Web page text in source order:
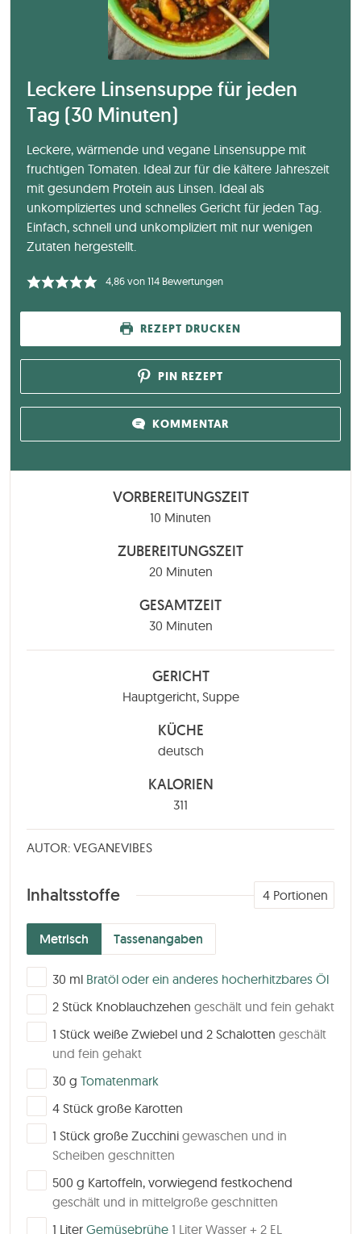
Leckere Linsensuppe für jeden
Tag (30 Minuten)
Leckere, wärmende und vegane Linsensuppe mit
fruchtigen Tomaten. Ideal zur für die kältere Jahreszeit
mit gesundem Protein aus Linsen. Ideal als
unkompliziertes und schnelles Gericht für jeden Tag.
Einfach, schnell und unkompliziert mit nur wenigen
Zutaten hergestellt.
4,86von114Bewertungen
REZEPT DRUCKEN
PIN REZEPT
KOMMENTAR
VORBEREITUNGSZEIT
10 Minuten
Minuten
ZUBEREITUNGSZEIT
20Minuten
Minuten
GESAMTZEIT
30Minuten
Minuten
GERICHT
Hauptgericht, Suppe
KÜCHE
deutsch
KALORIEN
311
AUTOR: VEGANEVIBES
Inhaltsstoffe
Metrisch Tassenangaben
4 Portionen
▢
30 ml Bratöl oder ein anderes hocherhitzbares Öl
▢
2 Stück Knoblauchzehen geschält und fein gehakt
▢1 Stück weiße Zwiebel und 2 Schalotten geschält
und fein gehakt
▢
30 g Tomatenmark
▢
4 Stück große Karotten
▢1 Stück große Zucchini gewaschen und in
Scheiben geschnitten
▢
500 g Kartoffeln, vorwiegend festkochend
geschält und in mittelgroße geschnitten
▢1 Liter Gemüsebrühe 1 Liter Wasser + 2 EL